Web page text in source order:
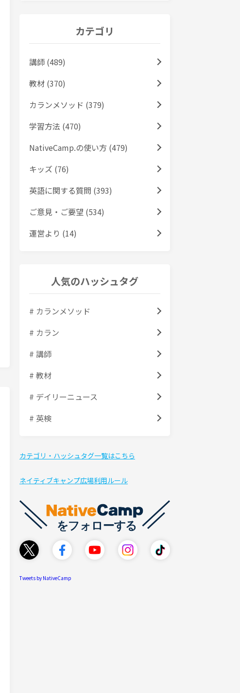
カテゴリ
講師 (489)
教材 (370)
カランメソッド (379)
学習方法 (470)
NativeCamp.の使い方 (479)
キッズ (76)
英語に関する質問 (393)
ご意見・ご要望 (534)
運営より (14)
人気のハッシュタグ
# カランメソッド
# カラン
# 講師
# 教材
# デイリーニュース
# 英検
カテゴリ・ハッシュタグ一覧はこちら
ネイティブキャンプ広場利用ルール
Tweets by NativeCamp